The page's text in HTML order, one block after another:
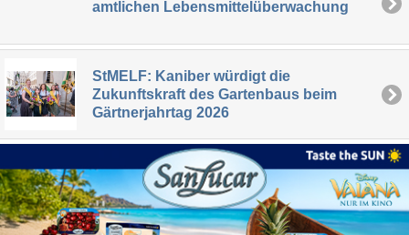
amtlichen Lebensmittelüberwachung
StMELF: Kaniber würdigt die
Zukunftskraft des Gartenbaus beim
Gärtnerjahrtag 2026